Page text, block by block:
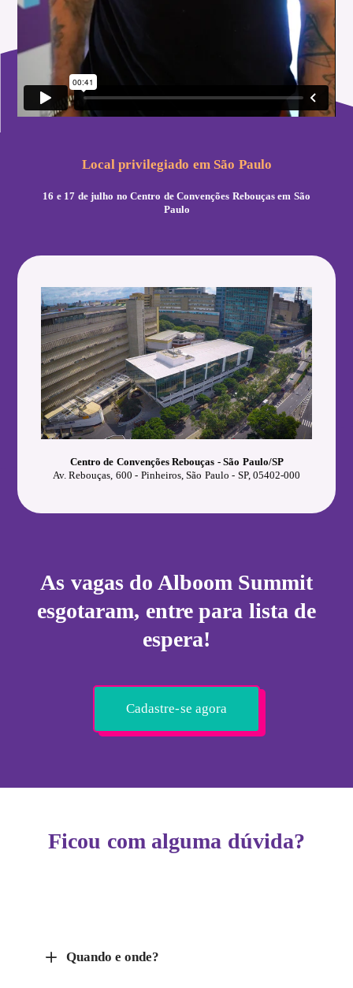
Local privilegiado em São Paulo
16 e 17 de julho no Centro de Convenções Rebouças em São
Paulo
Centro de Convenções Rebouças - São Paulo/SP
Av. Rebouças, 600 - Pinheiros, São Paulo - SP, 05402-000
As vagas do Alboom Summit
esgotaram, entre para lista de
espera!
Cadastre-se agora
Ficou com alguma dúvida?
Quando e onde?